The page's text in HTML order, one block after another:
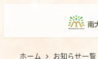
ン
ホーム お知らせ一覧